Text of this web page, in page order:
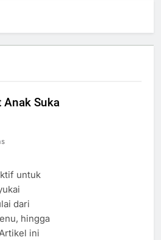
Suka
untuk
dari
hingga
ini